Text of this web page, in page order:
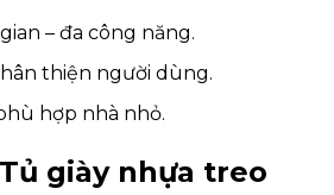
– đa công năng.
thiện người dùng.
hợp nhà nhỏ.
giày nhựa treo